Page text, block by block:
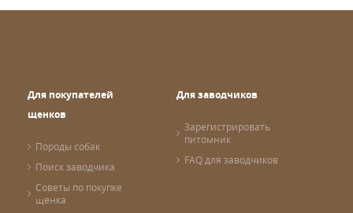
Для покупателей
щенков
Породы собак
Поиск заводчика
Советы по покупке
щенка
Для заводчиков
Зарегистрировать
питомник
FAQ для заводчиков